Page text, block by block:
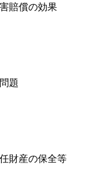
賠償の効果
題
財産の保全等